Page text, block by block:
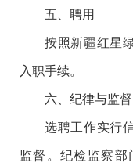
五、聘用
按照新疆红星
入职手续。
六、纪律与监督
选聘工作实行
监督。纪检监察